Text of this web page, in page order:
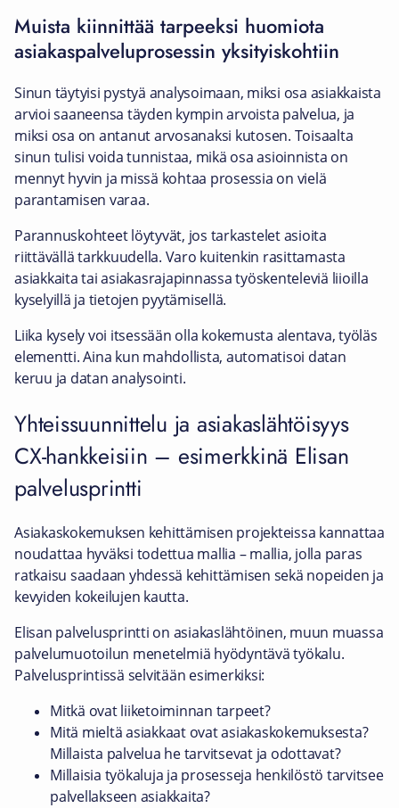
Muista kiinnittää tarpeeksi huomiota
asiakaspalveluprosessin yksityiskohtiin
Sinun täytyisi pystyä analysoimaan, miksi osa asiakkaista
arvioi saaneensa täyden kympin arvoista palvelua, ja
miksi osa on antanut arvosanaksi kutosen. Toisaalta
sinun tulisi voida tunnistaa, mikä osa asioinnista on
mennyt hyvin ja missä kohtaa prosessia on vielä
parantamisen varaa.
Parannuskohteet löytyvät, jos tarkastelet asioita
riittävällä tarkkuudella. Varo kuitenkin rasittamasta
asiakkaita tai asiakasrajapinnassa työskenteleviä liioilla
kyselyillä ja tietojen pyytämisellä.
Liika kysely voi itsessään olla kokemusta alentava, työläs
elementti. Aina kun mahdollista, automatisoi datan
keruu ja datan analysointi.
Yhteissuunnittelu ja asiakaslähtöisyys
CX-hankkeisiin – esimerkkinä Elisan
palvelusprintti
Asiakaskokemuksen kehittämisen projekteissa kannattaa
noudattaa hyväksi todettua mallia – mallia, jolla paras
ratkaisu saadaan yhdessä kehittämisen sekä nopeiden ja
kevyiden kokeilujen kautta.
Elisan palvelusprintti on asiakaslähtöinen, muun muassa
palvelumuotoilun menetelmiä hyödyntävä työkalu.
Palvelusprintissä selvitään esimerkiksi:
Mitkä ovat liiketoiminnan tarpeet?
Mitä mieltä asiakkaat ovat asiakaskokemuksesta?
Millaista palvelua he tarvitsevat ja odottavat?
Millaisia työkaluja ja prosesseja henkilöstö tarvitsee
palvellakseen asiakkaita?